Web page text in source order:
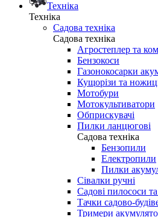
Техніка
Техніка
Садова техніка
Садова техніка
Агростеплер та
Бензокоси
Газонокосарки
Кущорізи та
Мотобури
Мотокультиватори
Обприскувачі
Пилки ланцюгові
Садова техніка
Бензопили
Електропили
Пилки
Сівалки ручні
Садові пилососи
Тачки садово-
Тримери